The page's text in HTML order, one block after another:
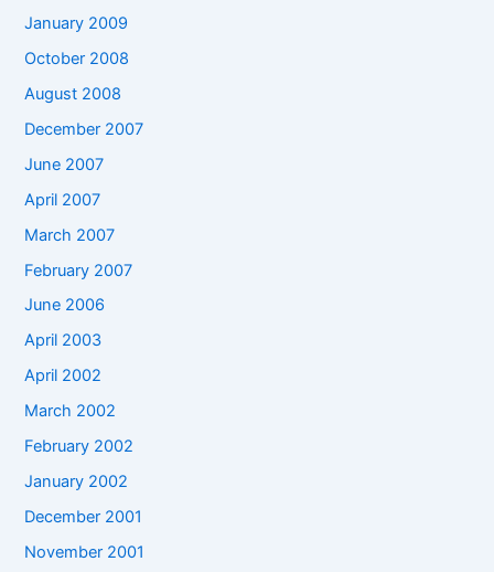
January 2009
October 2008
August 2008
December 2007
June 2007
April 2007
March 2007
February 2007
June 2006
April 2003
April 2002
March 2002
February 2002
January 2002
December 2001
November 2001